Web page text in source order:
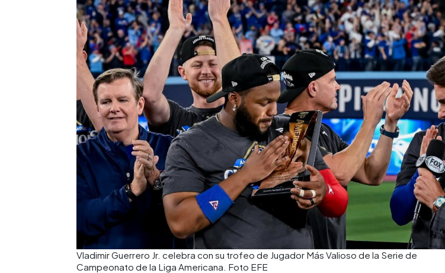
Vladimir Guerrero Jr. celebra con su trofeo de Jugador Más Valioso de la Serie de
Campeonato de la Liga Americana. Foto EFE